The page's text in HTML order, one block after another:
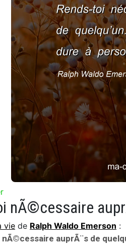
vie de Ralph Waldo Emerson :
auprÃ¨s de